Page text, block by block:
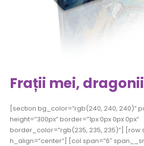
Frații mei, dragonii
[section bg_color=”rgb(240, 240, 240)”
height=”300px” border=”1px 0px 0px 0px”
border_color=”rgb(235, 235, 235)”] [row
h_align=”center”] [col span=”6″